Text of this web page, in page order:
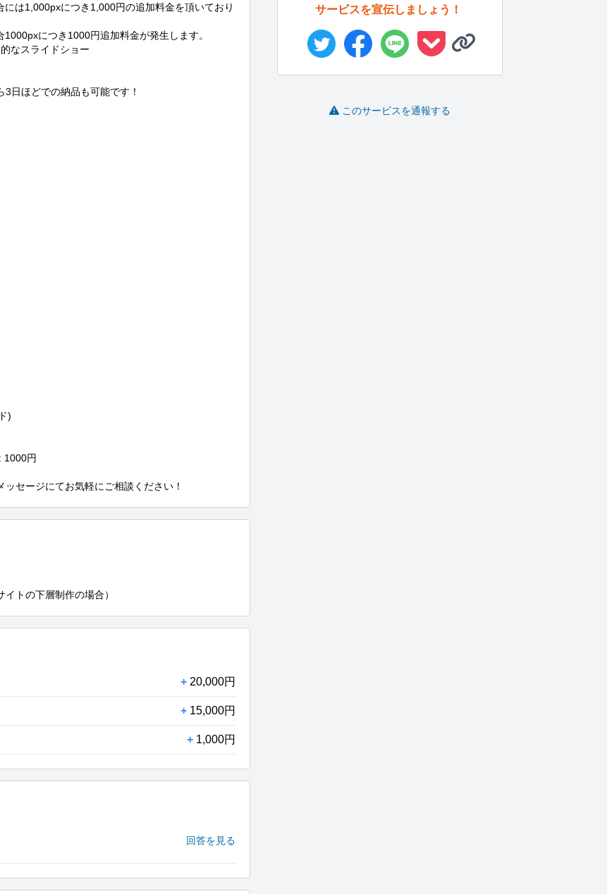
は1,000pxにつき1,000円の追加料金を頂いており
につき1000円追加料金が発生します。
なスライドショー
日ほどでの納品も可能です！
)
1000円
セージにてお気軽にご相談ください！
トの下層制作の場合）
+ 20,000円
+ 15,000円
+ 1,000円
回答を見る
サービスを宣伝しましょう！
このサービスを通報する